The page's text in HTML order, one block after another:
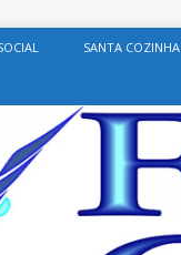
SANTA COZINHA